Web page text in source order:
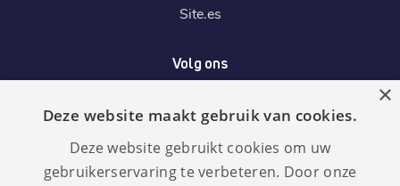
Site.es
Volg ons
Wij accepteren
×
Deze website maakt gebruik van cookies.
Deze website gebruikt cookies om uw
gebruikerservaring te verbeteren. Door onze